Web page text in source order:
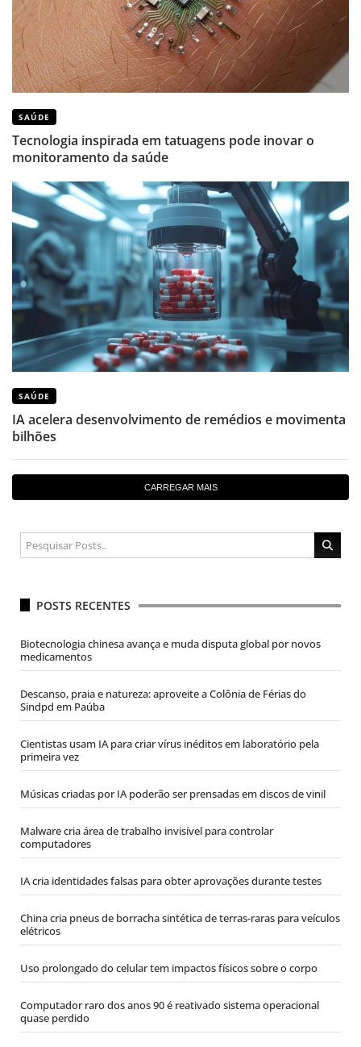
SAÚDE
Tecnologia inspirada em tatuagens pode inovar o
monitoramento da saúde
SAÚDE
IA acelera desenvolvimento de remédios e movimenta
bilhões
CARREGAR MAIS
POSTS RECENTES
Biotecnologia chinesa avança e muda disputa global por novos
medicamentos
Descanso, praia e natureza: aproveite a Colônia de Férias do
Sindpd em Paúba
Cientistas usam IA para criar vírus inéditos em laboratório pela
primeira vez
Músicas criadas por IA poderão ser prensadas em discos de vinil
Malware cria área de trabalho invisível para controlar
computadores
IA cria identidades falsas para obter aprovações durante testes
China cria pneus de borracha sintética de terras-raras para veículos
elétricos
Uso prolongado do celular tem impactos físicos sobre o corpo
Computador raro dos anos 90 é reativado sistema operacional
quase perdido